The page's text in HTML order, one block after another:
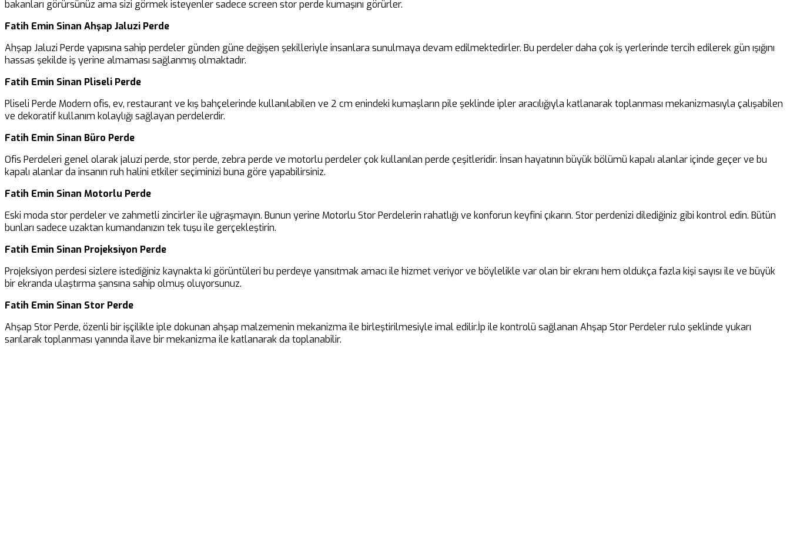
bakanları görürsünüz ama sizi görmek isteyenler sadece screen stor perde kumaşını görürler.
Fatih Emin Sinan Ahşap Jaluzi Perde
Ahşap Jaluzi Perde yapısına sahip perdeler günden güne değişen şekilleriyle insanlara sunulmaya devam edilmektedirler. Bu perdeler daha çok iş yerlerinde tercih edilerek gün ışığını
hassas şekilde iş yerine almaması sağlanmış olmaktadır.
Fatih Emin Sinan Pliseli Perde
Pliseli Perde Modern ofis, ev, restaurant ve kış bahçelerinde kullanılabilen ve 2 cm enindeki kumaşların pile şeklinde ipler aracılığıyla katlanarak toplanması mekanizmasıyla çalışabilen
ve dekoratif kullanım kolaylığı sağlayan perdelerdir.
Fatih Emin Sinan Büro Perde
Ofis Perdeleri genel olarak jaluzi perde, stor perde, zebra perde ve motorlu perdeler çok kullanılan perde çeşitleridir. İnsan hayatının büyük bölümü kapalı alanlar içinde geçer ve bu
kapalı alanlar da insanın ruh halini etkiler seçiminizi buna göre yapabilirsiniz.
Fatih Emin Sinan Motorlu Perde
Eski moda stor perdeler ve zahmetli zincirler ile uğraşmayın. Bunun yerine Motorlu Stor Perdelerin rahatlığı ve konforun keyfini çıkarın. Stor perdenizi dilediğiniz gibi kontrol edin. Bütün
bunları sadece uzaktan kumandanızın tek tuşu ile gerçekleştirin.
Fatih Emin Sinan Projeksiyon Perde
Projeksiyon perdesi sizlere istediğiniz kaynakta ki görüntüleri bu perdeye yansıtmak amacı ile hizmet veriyor ve böylelikle var olan bir ekranı hem oldukça fazla kişi sayısı ile ve büyük
bir ekranda ulaştırma şansına sahip olmuş oluyorsunuz.
Fatih Emin Sinan Stor Perde
Ahşap Stor Perde, özenli bir işçilikle iple dokunan ahşap malzemenin mekanizma ile birleştirilmesiyle imal edilir.İp ile kontrolü sağlanan Ahşap Stor Perdeler rulo şeklinde yukarı
sarılarak toplanması yanında ilave bir mekanizma ile katlanarak da toplanabilir.